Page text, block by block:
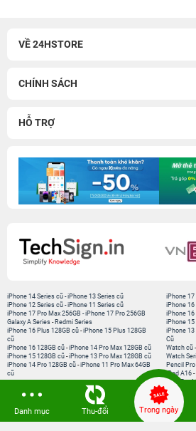
VỀ 24HSTORE
CHÍNH SÁCH
HỖ TRỢ
iPhone 14 Series cũ -iPhone 13 Series cũ
iPhone 12 Series cũ -iPhone 11 Series cũ
iPhone 17 Pro Max 256GB -iPhone 17 Pro 256GB
Galaxy A Series - Redmi Series
iPhone 17
iPhone 16
iPhone 16
iPhone 15
iPhone 16 Plus 128GB cũ -iPhone 15 Plus 128GB
cũ
iPhone 16 128GB cũ -iPhone 14 Pro Max 128GB cũ
iPhone 15 128GB cũ -iPhone 13 Pro Max 128GB cũ
iPhone 14 Pro 128GB cũ -iPhone 11 Pro Max 64GB
cũ
iPhone 13
Cũ
Watch cũ -
Watch
Pencil
iPad A16 -
iPad Pro
MacBook Air M5
Loa Sounarc
Phụ kiện chính hãng
Danh mục Thu-đổi Trong ngày